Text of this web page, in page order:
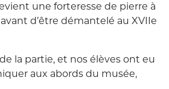
une forteresse de pierre à
d’être démantelé au XVIIe
la partie, et nos élèves ont eu
aux abords du musée,